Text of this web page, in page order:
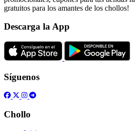
gratuitos para los amantes de los chollos!
Descarga la App
Síguenos
Chollo